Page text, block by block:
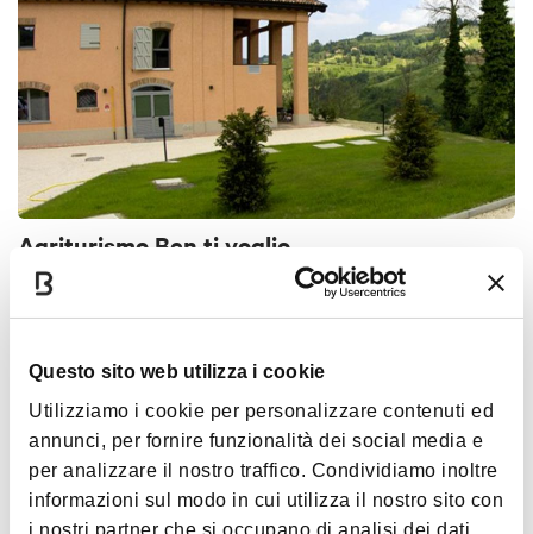
Questo sito web utilizza i cookie
Utilizziamo i cookie per personalizzare contenuti ed
annunci, per fornire funzionalità dei social media e
per analizzare il nostro traffico. Condividiamo inoltre
informazioni sul modo in cui utilizza il nostro sito con
i nostri partner che si occupano di analisi dei dati
Agriturismo Ben ti voglio
BOLOGNA
BED & BREAKFAST